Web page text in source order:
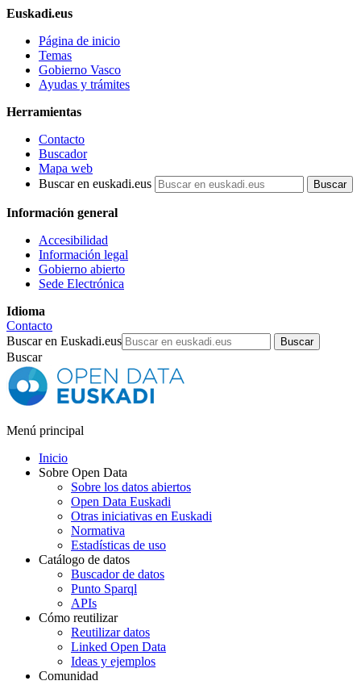
Euskadi.eus
Página de inicio
Temas
Gobierno Vasco
Ayudas y trámites
Herramientas
Contacto
Buscador
Mapa web
Buscar en euskadi.eus
Información general
Accesibilidad
Información legal
Gobierno abierto
Sede Electrónica
Idioma
Contacto
Buscar en Euskadi.eus
Buscar
Menú principal
Inicio
Sobre Open Data
Sobre los datos abiertos
Open Data Euskadi
Otras iniciativas en Euskadi
Normativa
Estadísticas de uso
Catálogo de datos
Buscador de datos
Punto Sparql
APIs
Cómo reutilizar
Reutilizar datos
Linked Open Data
Ideas y ejemplos
Comunidad